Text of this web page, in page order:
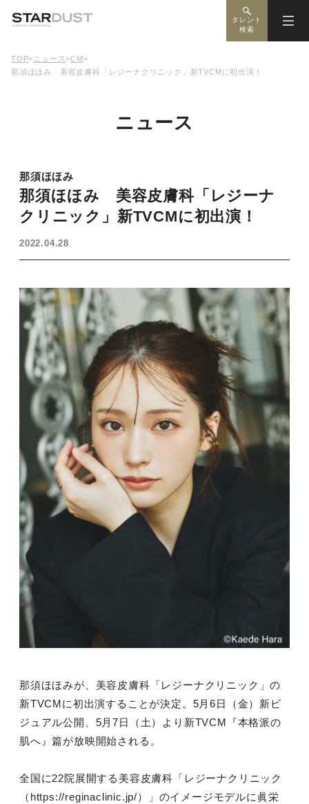
タレント
検索
TOP> ニュース>CM>
那須ほほみ 美容皮膚科「レジーナクリニック」新TVCMに初出演！
ニュース
那須ほほみ
那須ほほみ 美容皮膚科「レジーナ
クリニック」新TVCMに初出演！
2022.04.28
那須ほほみが、美容皮膚科「レジーナクリニック」の
新TVCMに初出演することが決定。5月6日（金）新ビ
ジュアル公開、5月7日（土）より新TVCM『本格派の
肌へ』篇が放映開始される。
全国に22院展開する美容皮膚科「レジーナクリニック
（https://reginaclinic.jp/）」のイメージモデルに眞栄